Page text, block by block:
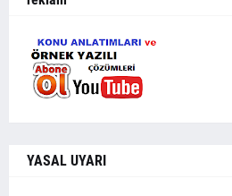
YASAL UYARI